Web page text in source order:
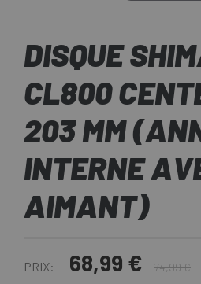
DISQUE
CL800
203 MM
INTERNE
AIMANT)
PRIX: 68,99 € 74,99 €